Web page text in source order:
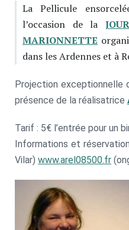
La Pellicule
l’occasion de la
MARIONNETTE
dans les Ardennes et à
Projection exceptionnelle
présence de la réalisatrice
Tarif : 5€ l’entrée pour un
Informations et
Vilar) www.arel08500.fr